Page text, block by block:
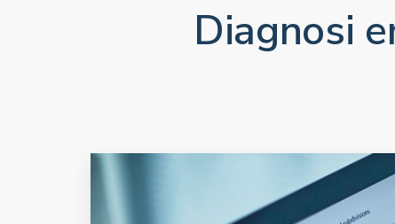
Diagnosi